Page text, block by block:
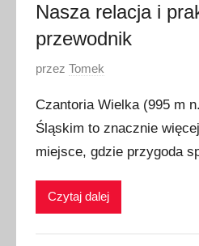
Nasza relacja i
przewodnik
O
u
b
l
o
przezTomek
Czantoria Wielka (995 m
Śląskim to znacznie
miejsce, gdzie przygoda
Czytaj dalej